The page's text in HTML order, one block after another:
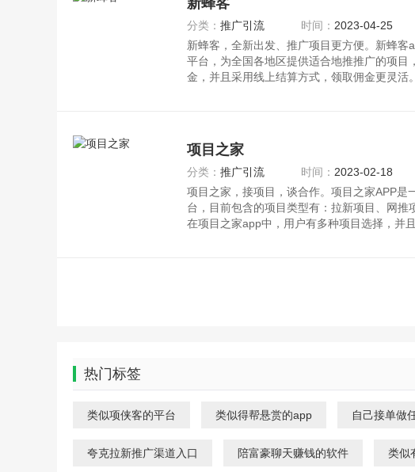
新蜂客
分类： 推广引流 时间： 2023-04-25
新蜂客，全新出发、推广项目更方便。新蜂客
平台，为全国各地区提供适合地推推广的项目
金，并且采用线上结算方式，领取佣金更灵活
项目之家
分类： 推广引流 时间： 2023-02-18
项目之家，接项目，谈合作。项目之家APP是
台，目前包含的项目类型有：拉新项目、网推
在项目之家app中，用户有多种项目选择，并
热门标签
类似项侠客的平台 类似得帮悬赏的app 自己接单做
夸克拉新推广渠道入口 陪富豪聊天赚钱的软件 类似